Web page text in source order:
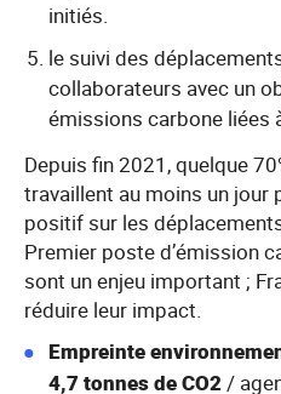
initiés.
le suivi des
collaborateurs avec un
émissions carbone liées
Depuis fin 2021, quelque
travaillent au moins un jour
positif sur les
Premier poste d’émission
sont un enjeu important ;
réduire leur impact.
Empreinte
4,7 tonnes de CO2/